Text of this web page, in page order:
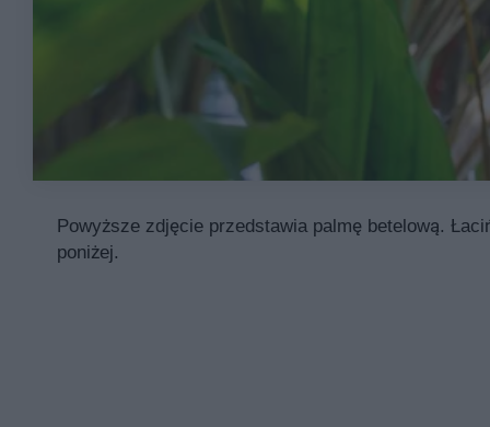
Powyższe zdjęcie przedstawia palmę betelową.
poniżej.